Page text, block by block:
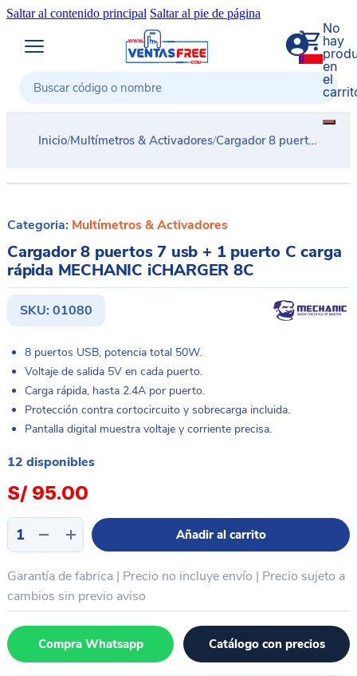
Saltar al contenido principal Saltar al pie de página
Buscar
0
No
hay
en
el
Inicio/Multímetros & Activadores/Cargador 8 puertos 7 usb + 1 puerto C carga rápida MECHANIC iCHARGER 8C
Categoria: Multímetros & Activadores
Cargador 8 puertos 7 usb + 1 puerto C carga
rápida MECHANIC iCHARGER 8C
SKU: 01080
8 puertos USB, potencia total 50W.
Voltaje de salida 5V en cada puerto.
Carga rápida, hasta 2.4A por puerto.
Protección contra cortocircuito y sobrecarga incluida.
Pantalla digital muestra voltaje y corriente precisa.
12 disponibles
S/ 95.00
Cargador
7
usb
+
1
puerto
Añadir al carrito
Garantía de fabrica | Precio no incluye envío | Precio sujeto a
cambios sin previo aviso
Compra Whatsapp Catálogo con precios